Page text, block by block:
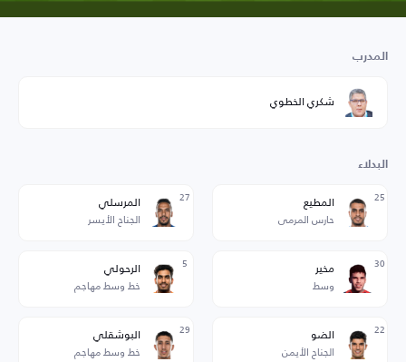
المدرب
شكري الخطوي
البدلاء
25 المطيع
حارس المرمى
27 المرسلي
الجناح الأيسر
30 مخير
وسط
5 الرحولي
خط وسط مهاجم
22 الضو
الجناح الأيمن
29 البوشقلي
خط وسط مهاجم